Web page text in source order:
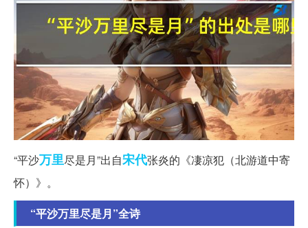
“平沙万里尽是月”出自宋代张炎的《凄凉犯（北游道中寄
怀）》。
“平沙万里尽是月”全诗